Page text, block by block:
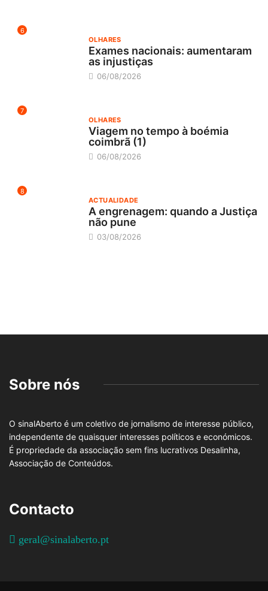
6
OLHARES
Exames nacionais: aumentaram
as injustiças
06/08/2026
7
OLHARES
Viagem no tempo à boémia
coimbrã (1)
06/08/2026
8
ACTUALIDADE
A engrenagem: quando a Justiça
não pune
03/08/2026
Sobre nós
O sinalAberto é um coletivo de jornalismo de interesse público,
independente de quaisquer interesses políticos e económicos.
É propriedade da associação sem fins lucrativos Desalinha,
Associação de Conteúdos.
Contacto
geral@sinalaberto.pt